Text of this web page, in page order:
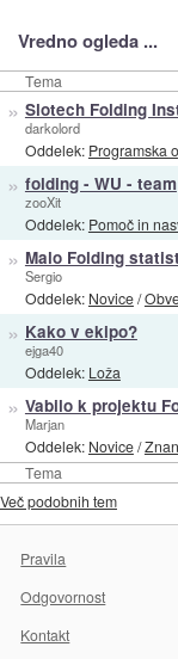
Vredno ogleda ...
Tema
Tema
» Slotech Folding
darkolord
Oddelek: Programska
» folding - WU - team
zooXit
Oddelek: Pomoč in
» Malo Folding
Sergio
Oddelek: Novice/
» Kako v ekipo?
ejga40
Oddelek: Loža
» Vabilo k projektu
Marjan
Oddelek: Novice/
Več podobnih tem
Pravila
Odgovornost
Kontakt